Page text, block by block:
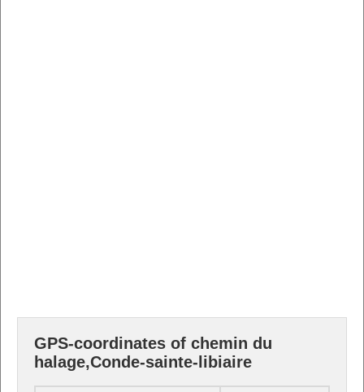
GPS-coordinates of chemin du
halage,Conde-sainte-libiaire